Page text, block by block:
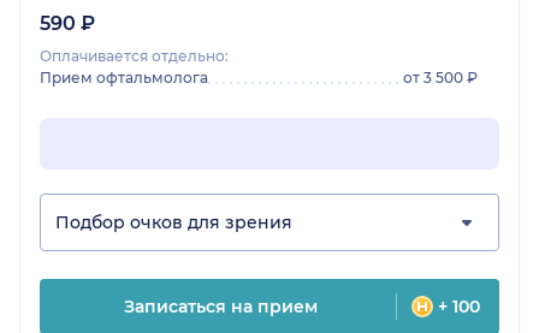
590 ₽
Оплачивается отдельно:
Прием офтальмолога
от 3 500 ₽
Подбор очков для зрения
Записаться на прием + 100